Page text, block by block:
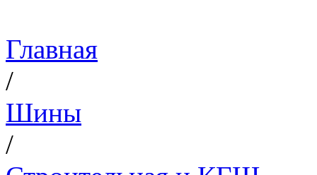
Главная
/
Шины
/